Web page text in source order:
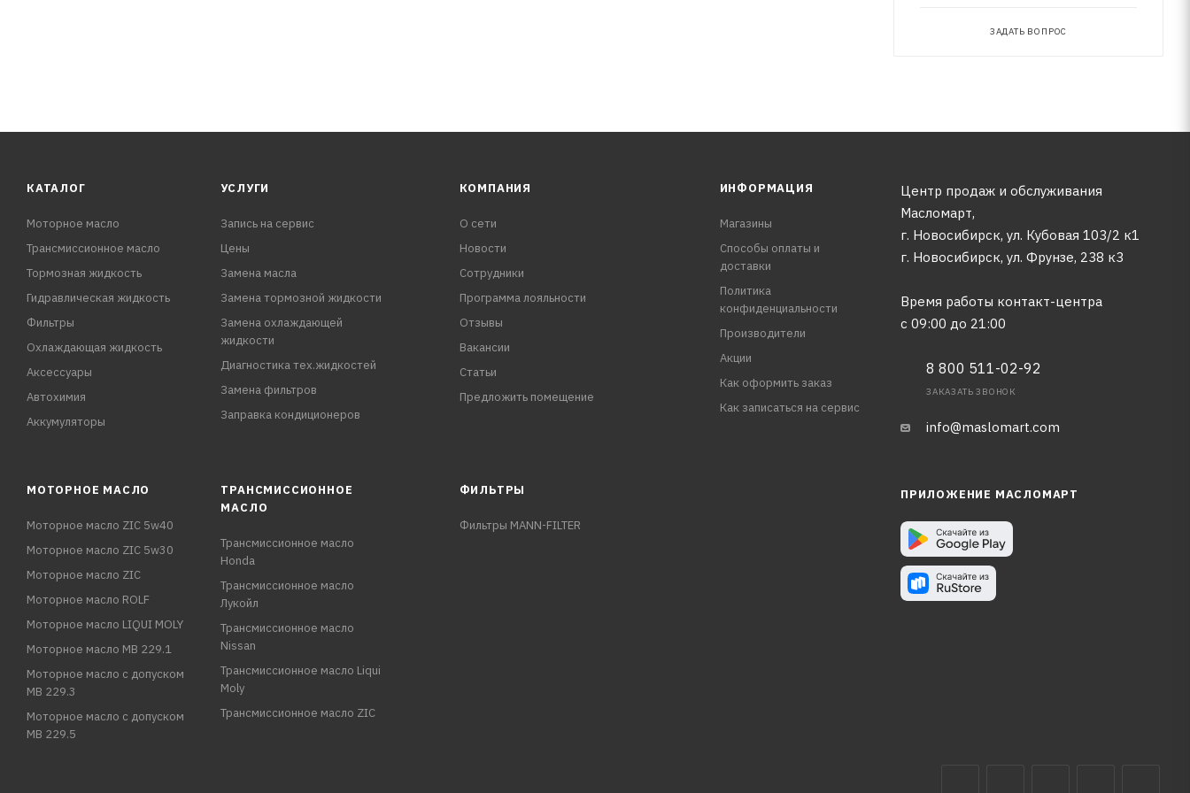
ЗАДАТЬ ВОПРОС
КАТАЛОГ
Моторное масло
Трансмиссионное масло
Тормозная жидкость
Гидравлическая жидкость
Фильтры
Охлаждающая жидкость
Аксессуары
Автохимия
Аккумуляторы
УСЛУГИ
Запись на сервис
Цены
Замена масла
Замена тормозной жидкости
Замена охлаждающей
жидкости
Диагностика тех.жидкостей
Замена фильтров
Заправка кондиционеров
КОМПАНИЯ
О сети
Новости
Сотрудники
Программа лояльности
Отзывы
Вакансии
Статьи
Предложить помещение
ИНФОРМАЦИЯ
Магазины
Способы оплаты и
доставки
Политика
конфиденциальности
Производители
Акции
Как оформить заказ
Как записаться на сервис
Центр продаж и обслуживания
Масломарт,
г. Новосибирск, ул. Кубовая 103/2 к1
г. Новосибирск, ​ул. Фрунзе, 238 к3
Время работы контакт-центра
с 09:00 до 21:00
8 800 511-02-92
ЗАКАЗАТЬ ЗВОНОК
info@maslomart.com
МОТОРНОЕ МАСЛО
Моторное масло ZIC 5w40
Моторное масло ZIC 5w30
Моторное масло ZIC
Моторное масло ROLF
Моторное масло LIQUI MOLY
Моторное масло MB 229.1
Моторное масло с допуском
MB 229.3
Моторное масло с допуском
MB 229.5
ТРАНСМИССИОННОЕ
МАСЛО
Трансмиссионное масло
Honda
Трансмиссионное масло
Лукойл
Трансмиссионное масло
Nissan
Трансмиссионное масло Liqui
Moly
Трансмиссионное масло ZIC
ФИЛЬТРЫ
Фильтры MANN-FILTER
ПРИЛОЖЕНИЕ МАСЛОМАРТ